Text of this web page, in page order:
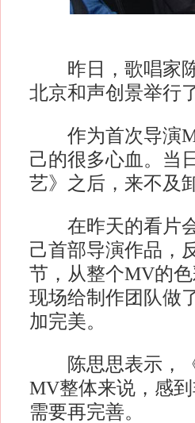
昨日，歌唱家陈
北京和声创景举行
作为首次导演
己的很多心血。当
艺》之后，来不及
在昨天的看片会
己首部导演作品，
节，从整个MV的
现场给制作团队做
加完美。
陈思思表示，《
MV整体来说，感
需要再完善。